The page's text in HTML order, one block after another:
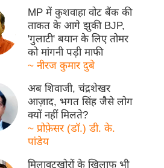
MP में कुशवाहा वोट बैंक की
ताकत के आगे झुकी BJP,
'गुलाटी' बयान के लिए तोमर
को मांगनी पड़ी माफी
~ नीरज कुमार दुबे
अब शिवाजी, चंद्रशेखर
आज़ाद, भगत सिंह जैसे लोग
क्यों नहीं मिलते?
~ प्रोफ़ेसर (डॉ.) डी. के.
पांडेय
मिलावटखोरों के खिलाफ भी